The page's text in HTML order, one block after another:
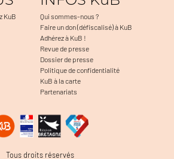
KuB
Qui sommes-nous ?
Faire un don (défiscalisé) à KuB
Adhérez à KuB !
Revue de presse
Dossier de presse
Politique de confidentialité
KuB à la carte
Partenariats
Tous droits réservés